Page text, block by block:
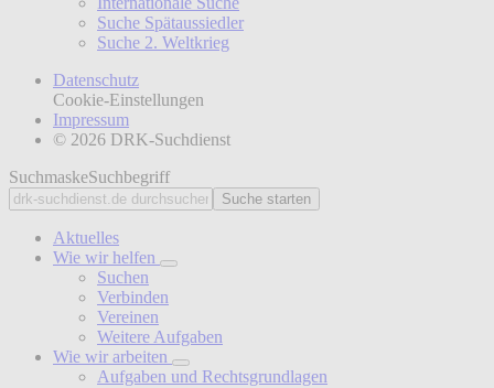
Suche Spätaussiedler
Suche 2. Weltkrieg
Datenschutz
Cookie-Einstellungen
Impressum
© 2026 DRK-Suchdienst
SuchmaskeSuchbegriff
Suche starten
Aktuelles
Wie wir helfen
Suchen
Verbinden
Vereinen
Weitere Aufgaben
Wie wir arbeiten
Aufgaben und Rechtsgrundlagen